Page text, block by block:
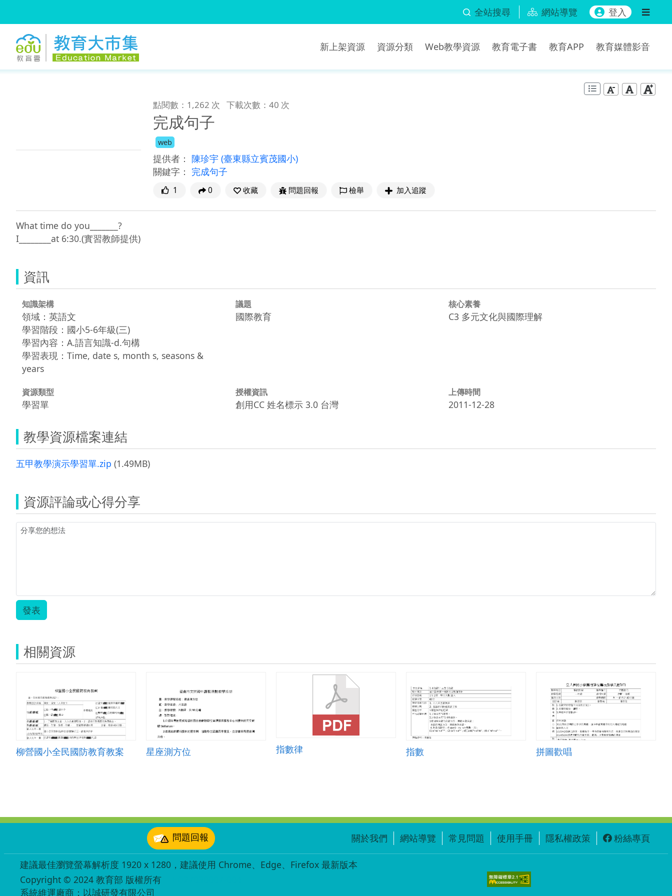
全站搜尋 網站導覽 登入
新上架資源 資源分類 Web教學資源 教育電子書 教育APP 教育媒體影音
點閱數：1,262 次 下載次數：40 次
完成句子
web
提供者： 陳珍宇 (臺東縣立賓茂國小)
關鍵字： 完成句子
1 0 收藏 問題回報 檢舉 加入追蹤
What time do you_______?
I________at 6:30.(實習教師提供)
資訊
知識架構
領域：英語文
學習階段：國小5-6年級(三)
學習內容：A.語言知識-d.句構
學習表現：Time, date s, month s, seasons &
years
議題
國際教育
核心素養
C3 多元文化與國際理解
資源類型
學習單
授權資訊
創用CC 姓名標示 3.0 台灣
上傳時間
2011-12-28
教學資源檔案連結
五甲教學演示學習單.zip (1.49MB)
資源評論或心得分享
發表
相關資源
柳營國小全民國防教育教案 星座測方位 指數律 指數 拼圖歡唱
問題回報 關於我們 網站導覽 常見問題 使用手冊 隱私權政策 粉絲專頁
建議最佳瀏覽螢幕解析度 1920 x 1280，建議使用 Chrome、Edge、Firefox 最新版本
Copyright © 2024 教育部 版權所有
系統維運廠商：以誠研發有限公司